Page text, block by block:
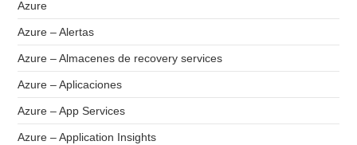
Azure
Azure – Alertas
Azure – Almacenes de recovery services
Azure – Aplicaciones
Azure – App Services
Azure – Application Insights